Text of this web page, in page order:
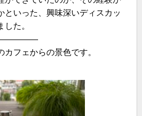
といった、興味深いディスカッ
た。
フェからの景色です。